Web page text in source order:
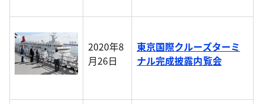
2020年8
月26日
東京国際クルーズターミ
ナル完成披露内覧会